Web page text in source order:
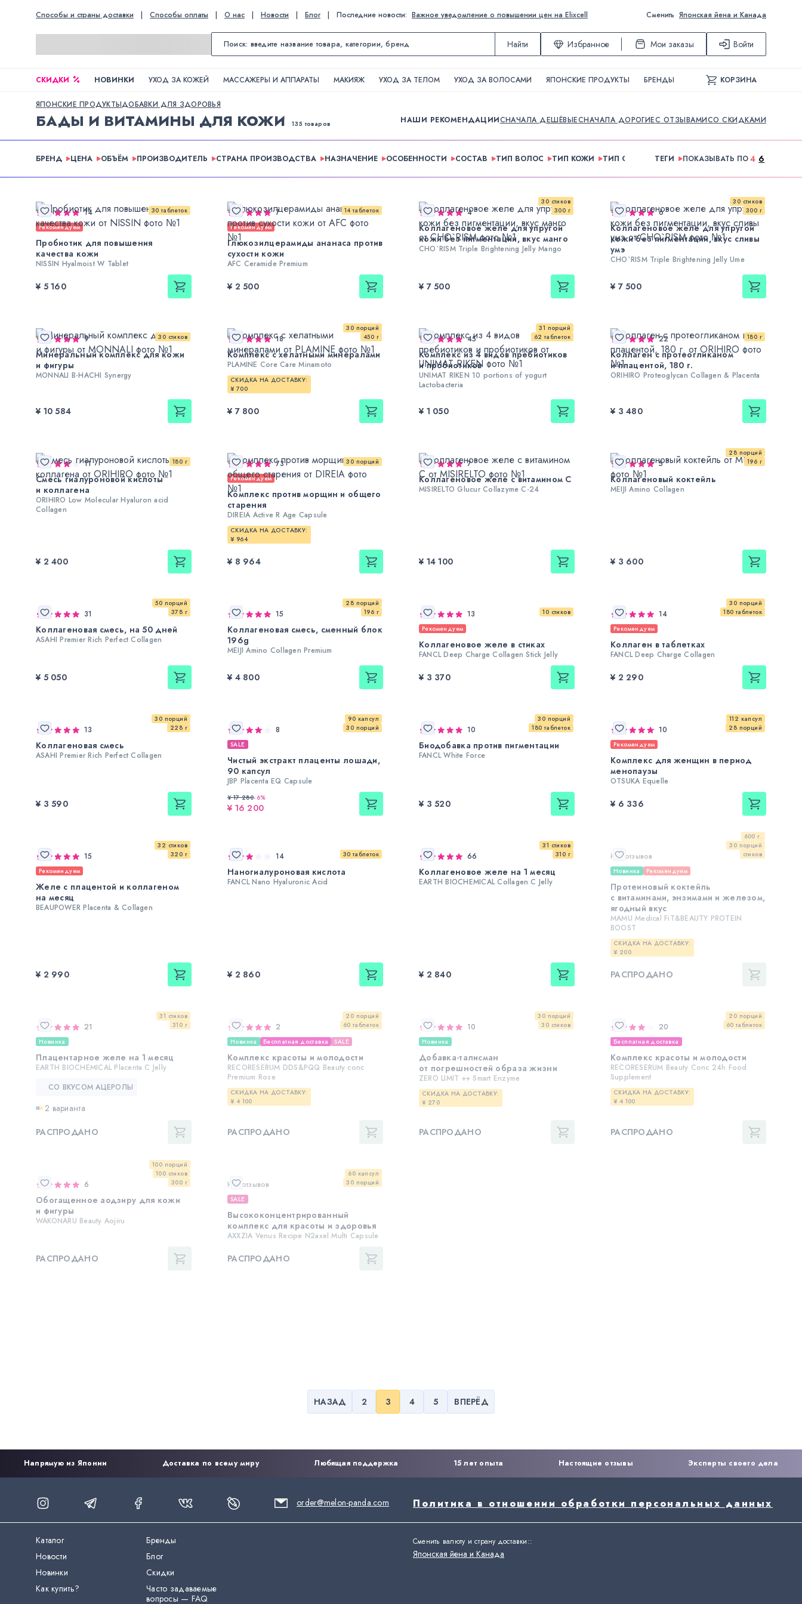
Способы и страны доставки | Способы оплаты | О нас | Новости | Блог | Последние новости: Важное уведомление о повышении цен на Elixcell Сменить Японская йена и Канада
Найти Избранное Мои заказы Войти
СКИДКИ НОВИНКИ УХОД ЗА КОЖЕЙ МАССАЖЕРЫ И АППАРАТЫ МАКИЯЖ УХОД ЗА ТЕЛОМ УХОД ЗА ВОЛОСАМИ ЯПОНСКИЕ ПРОДУКТЫ БРЕНДЫ КОРЗИНА
ЯПОНСКИЕ ПРОДУКТЫДОБАВКИ ДЛЯ ЗДОРОВЬЯ
БАДЫ И ВИТАМИНЫ ДЛЯ КОЖИ 135 товаров НАШИ РЕКОМЕНДАЦИИСНАЧАЛА ДЕШЁВЫЕСНАЧАЛА ДОРОГИЕС ОТЗЫВАМИСО СКИДКАМИ
БРЕНД ЦЕНА ОБЪЁМ ПРОИЗВОДИТЕЛЬ СТРАНА ПРОИЗВОДСТВА НАЗНАЧЕНИЕ ОСОБЕННОСТИ СОСТАВ ТИП ВОЛОС ТИП КОЖИ ТИП СРЕДСТВАТЕГИ ПОКАЗЫВАТЬ ПО4 6
30 таблеток
14
Рекомендуем
Пробиотик для повышения
качества кожи
NISSIN Hyalmoist W Tablet
¥ 5 160
14 таблеток
7
Рекомендуем
Глюкозилцерамиды ананаса против
сухости кожи
AFC Ceramide Premium
¥ 2 500
30 стиков
300 г
4
Коллагеновое желе для упругой
кожи без пигментации, вкус манго
CHO`RISM Triple Brightening Jelly Mango
¥ 7 500
30 стиков
300 г
6
Коллагеновое желе для упругой
кожи без пигментации, вкус сливы
умэ
CHO`RISM Triple Brightening Jelly Ume
¥ 7 500
30 стиков
9
Минеральный комплекс для кожи
и фигуры
MONNALI B-HACHI Synergy
¥ 10 584
30 порций
450 г
18
Комплекс c хелатными минералами
PLAMINE Core Care Minamoto
СКИДКА НА ДОСТАВКУ:
¥ 700
¥ 7 800
31 порций
62 таблеток
45
Комплекс из 4 видов пребиотиков
и пробиотиков
UNIMAT RIKEN 10 portions of yogurt
Lactobacteria
¥ 1 050
180 г
22
Коллаген с протеогликаном
и плацентой, 180 г.
ORIHIRO Proteoglycan Collagen & Placenta
¥ 3 480
180 г
11
Смесь гиалуроновой кислоты
и коллагена
ORIHIRO Low Molecular Hyaluron acid
Collagen
¥ 2 400
30 порций
73
Рекомендуем
Комплекс против морщин и общего
старения
DIREIA Active R Age Capsule
СКИДКА НА ДОСТАВКУ:
¥ 964
¥ 8 964
7
Коллагеновое желе с витамином С
MISIRELTO Glucur Collazyme C-24
¥ 14 100
28 порций
196 г
5
Коллагеновый коктейль
MEIJI Amino Collagen
¥ 3 600
50 порций
378 г
31
Коллагеновая смесь, на 50 дней
ASAHI Premier Rich Perfect Collagen
¥ 5 050
28 порций
196 г
15
Коллагеновая смесь, сменный блок
196g
MEIJI Amino Collagen Premium
¥ 4 800
10 стиков
13
Рекомендуем
Коллагеновое желе в стиках
FANCL Deep Charge Collagen Stick Jelly
¥ 3 370
30 порций
180 таблеток
14
Рекомендуем
Коллаген в таблетках
FANCL Deep Charge Collagen
¥ 2 290
30 порций
228 г
13
Коллагеновая смесь
ASAHI Premier Rich Perfect Collagen
¥ 3 590
90 капсул
30 порций
8
SALE
Чистый экстракт плаценты лошади,
90 капсул
JBP Placenta EQ Capsule
¥ 17 280- 6%
¥ 16 200
30 порций
180 таблеток
10
Биодобавка против пигментации
FANCL White Force
¥ 3 520
112 капсул
28 порций
10
Рекомендуем
Комплекс для женщин в период
менопаузы
OTSUKA Equelle
¥ 6 336
32 стиков
320 г
15
Рекомендуем
Желе с плацентой и коллагеном
на месяц
BEAUPOWER Placenta & Collagen
¥ 2 990
30 таблеток
14
Наногиалуроновая кислота
FANCL Nano Hyaluronic Acid
¥ 2 860
31 стиков
310 г
66
Коллагеновое желе на 1 месяц
EARTH BIOCHEMICAL Collagen C Jelly
¥ 2 840
600 г.
30 порций
стиков
Нет отзывов
Новинка Рекомендуем
Протеиновый коктейль
с витаминами, энзимами и железом,
ягодный вкус
MAMU Medical FiT&BEAUTY PROTEIN
BOOST
СКИДКА НА ДОСТАВКУ:
¥ 200
РАСПРОДАНО
31 стиков
310 г
21
Новинка
Плацентарное желе на 1 месяц
EARTH BIOCHEMICAL Placenta С Jelly
СО ВКУСОМ АЦЕРОЛЫ
2 варианта
РАСПРОДАНО
20 порций
60 таблеток
2
Новинка Бесплатная доставка SALE
Комплекс красоты и молодости
RECORESERUM DDS&PQQ Beauty conc
Premium Rose
СКИДКА НА ДОСТАВКУ:
¥ 4 100
РАСПРОДАНО
30 порций
30 стиков
10
Новинка
Добавка-талисман
от погрешностей образа жизни
ZERO LIMIT ++ Smart Enzyme
СКИДКА НА ДОСТАВКУ:
¥ 270
РАСПРОДАНО
20 порций
60 таблеток
20
Бесплатная доставка
Комплекс красоты и молодости
RECORESERUM Beauty Conc 24h Food
Supplement
СКИДКА НА ДОСТАВКУ:
¥ 4 100
РАСПРОДАНО
100 порций
100 стиков
300 г
6
Обогащенное аодзиру для кожи
и фигуры
WAKONARU Beauty Aojiru
РАСПРОДАНО
60 капсул
30 порций
Нет отзывов
SALE
Высококонцентрированный
комплекс для красоты и здоровья
AXXZIA Venus Recipe N2axel Multi Capsule
РАСПРОДАНО
НАЗАД 2 3 4 5 ВПЕРЁД
Напрямую из Японии Доставка по всему миру Любящая поддержка 15 лет опыта Настоящие отзывы Эксперты своего дела
order@melon-panda.com Политика в отношении обработки персональных данных
Каталог
Бренды
Новости
Блог
Новинки
Скидки
Как купить?
Часто задаваемые
вопросы — FAQ
Сменить валюту и страну доставки::
Японская йена и Канада